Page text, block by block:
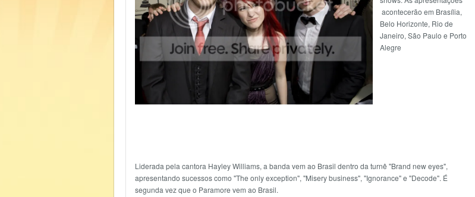
acontecerão em Brasília,
Belo Horizonte, Rio de
Janeiro, São Paulo e Porto
Alegre
Liderada pela cantora Hayley Williams, a banda vem ao Brasil dentro da turnê "Brand new eyes",
apresentando sucessos como "The only exception", "Misery business", "Ignorance" e "Decode". É
segunda vez que o Paramore vem ao Brasil.